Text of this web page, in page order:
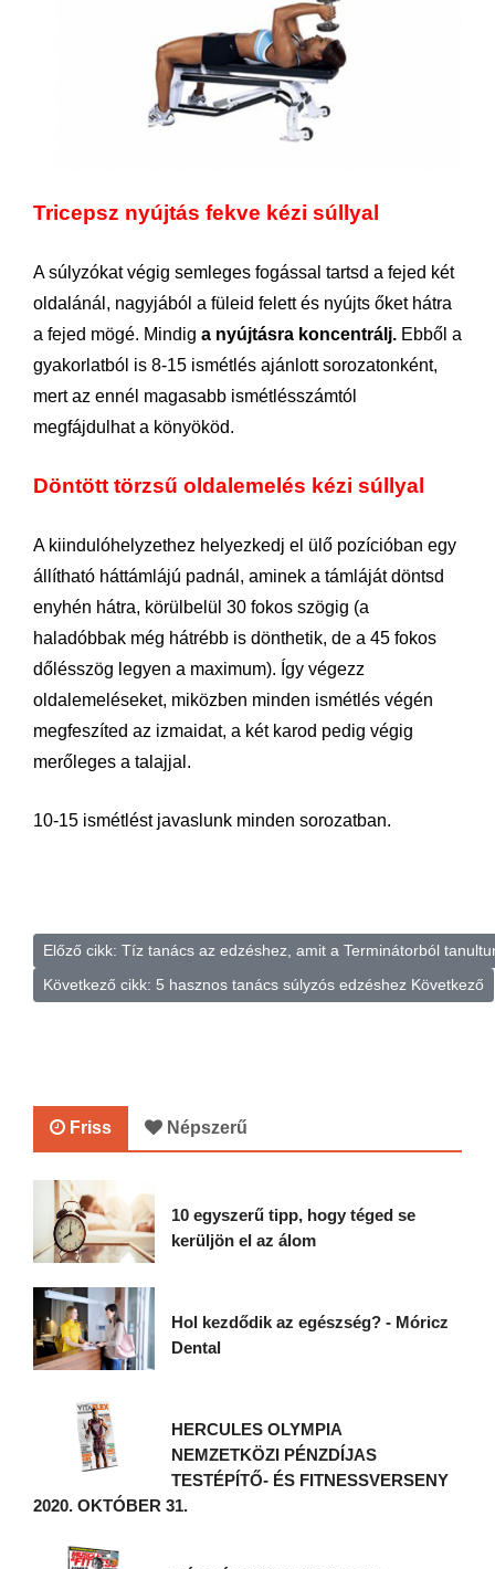
Tricepsz nyújtás fekve kézi súllyal
A súlyzókat végig semleges fogással tartsd a fejed két
oldalánál, nagyjából a füleid felett és nyújts őket hátra
a fejed mögé. Mindig a nyújtásra koncentrálj. Ebből a
gyakorlatból is 8-15 ismétlés ajánlott sorozatonként,
mert az ennél magasabb ismétlésszámtól
megfájdulhat a könyököd.
Döntött törzsű oldalemelés kézi súllyal
A kiindulóhelyzethez helyezkedj el ülő pozícióban egy
állítható háttámlájú padnál, aminek a támláját döntsd
enyhén hátra, körülbelül 30 fokos szögig (a
haladóbbak még hátrébb is dönthetik, de a 45 fokos
dőlésszög legyen a maximum). Így végezz
oldalemeléseket, miközben minden ismétlés végén
megfeszíted az izmaidat, a két karod pedig végig
merőleges a talajjal.
10-15 ismétlést javaslunk minden sorozatban.
Előző cikk: Tíz tanács az edzéshez, amit a Terminátorból
Következő cikk: 5 hasznos tanács súlyzós edzéshez Következő
Friss Népszerű
10 egyszerű tipp, hogy téged se
kerüljön el az álom
Hol kezdődik az egészség? - Móricz
Dental
HERCULES OLYMPIA
NEMZETKÖZI PÉNZDÍJAS
TESTÉPÍTŐ- ÉS FITNESSVERSENY
2020. OKTÓBER 31.